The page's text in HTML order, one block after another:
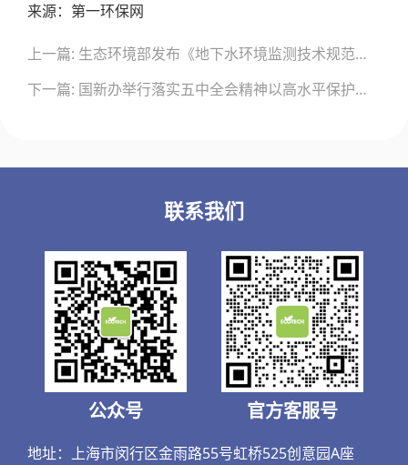
来源：第一环保网
章
航
上一篇: 生态环境部发布《地下水环境监测技术规范》等15项国家环境保护标准
下一篇: 国新办举行落实五中全会精神以高水平保护促进绿色发展新闻发布会（全文实录）
联系我们
公众号 官方客服号
地址：上海市闵行区金雨路55号虹桥525创意园A座